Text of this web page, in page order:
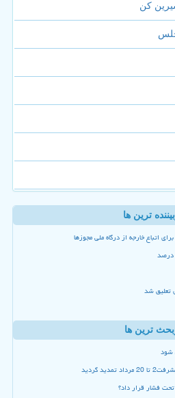
کن
ترین ها
اتباع خارجه از درگاه ملی مجوزها
تعلیق شد
ترین ها
شود
گردید
فشار قرار داد؟